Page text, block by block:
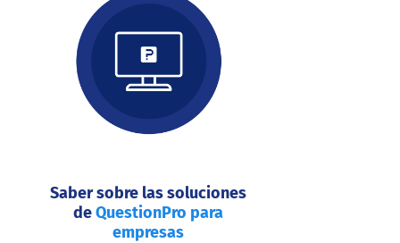
buscando
hacer
Saber sobre las soluciones
deQuestionPro para
empresas